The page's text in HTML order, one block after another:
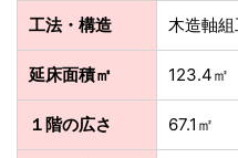
工法・構造 木造軸
延床面積㎡ 123.4㎡
１階の広さ 67.1㎡